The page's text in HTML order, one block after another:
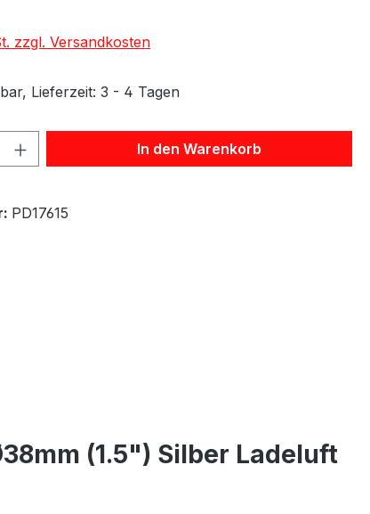
zzgl. Versandkosten
Lieferzeit: 3 - 4 Tagen
Gib den gewünschten Wert
In den Warenkorb
PD17615
(1.5") Silber Ladeluft